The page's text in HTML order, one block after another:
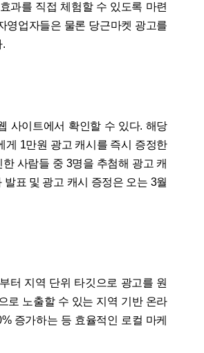
과를 직접 체험할 수 있도록 마련
영업자들은 물론 당근마켓 광고를
.
사이트에서 확인할 수 있다. 해당
게 1만원 광고 캐시를 즉시 증정한
사람들 중 3명을 추첨해 광고 캐
표 및 광고 캐시 증정은 오는 3월
터 지역 단위 타깃으로 광고를 원
로 노출할 수 있는 지역 기반 온라
증가하는 등 효율적인 로컬 마케